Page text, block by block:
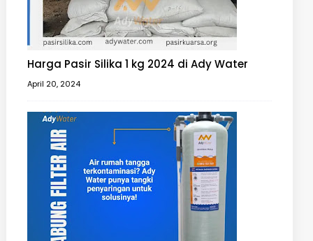
Harga Pasir Silika 1 kg 2024 di Ady Water
April 20, 2024